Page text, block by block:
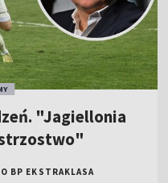
"Jagiellonia
BP EKSTRAKLASA